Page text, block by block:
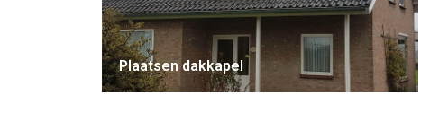
Plaatsen dakkapel